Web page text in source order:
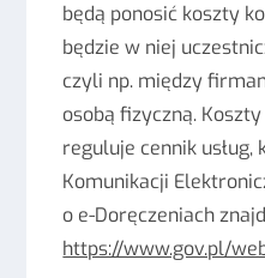
będą ponosić koszty
będzie w niej
czyli np. między
osobą fizyczną.
reguluje cennik
Komunikacji
o e-Doręczeniach
https://www.gov.pl/